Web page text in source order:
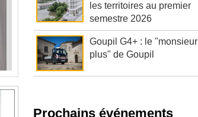
les territoires au premier
semestre 2026
Goupil G4+ : le "monsieur
plus" de Goupil
Prochains événements